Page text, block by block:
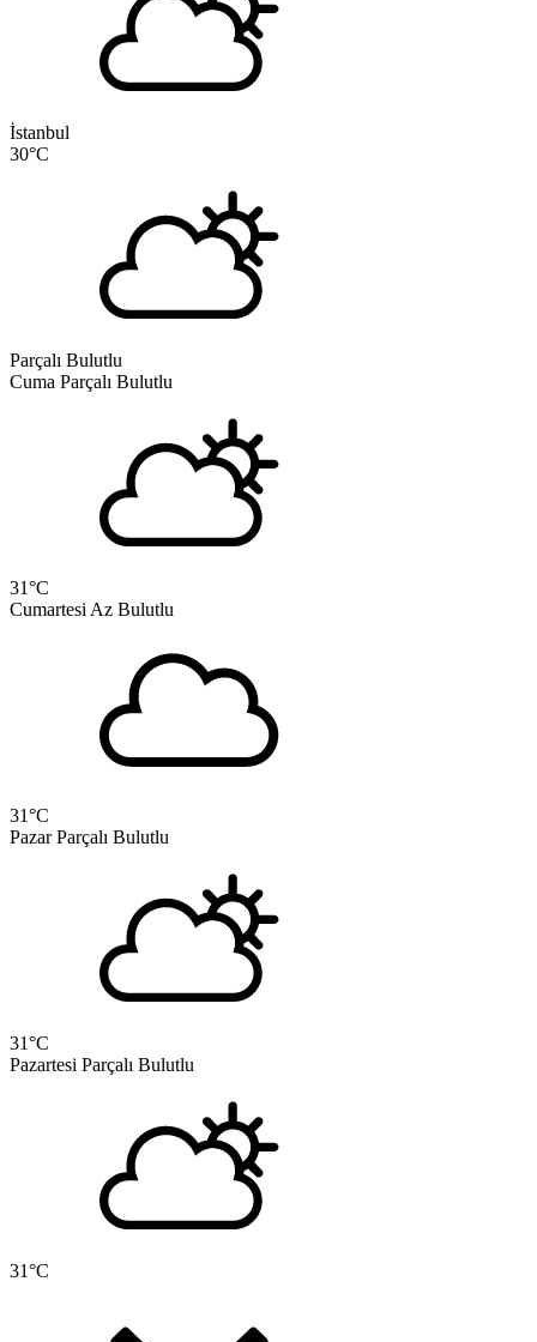
İstanbul
30°C
Parçalı Bulutlu
Cuma Parçalı Bulutlu
31°C
Cumartesi Az Bulutlu
31°C
Pazar Parçalı Bulutlu
31°C
Pazartesi Parçalı Bulutlu
31°C